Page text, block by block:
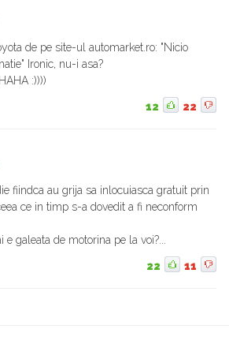
de pe site-ul automarket.ro: "Nicio
Ironic, nu-i asa?
:))))
12 22
fiindca au grija sa inlocuiasca gratuit prin
ce in timp s-a dovedit a fi neconform
galeata de motorina pe la voi?...
22 11